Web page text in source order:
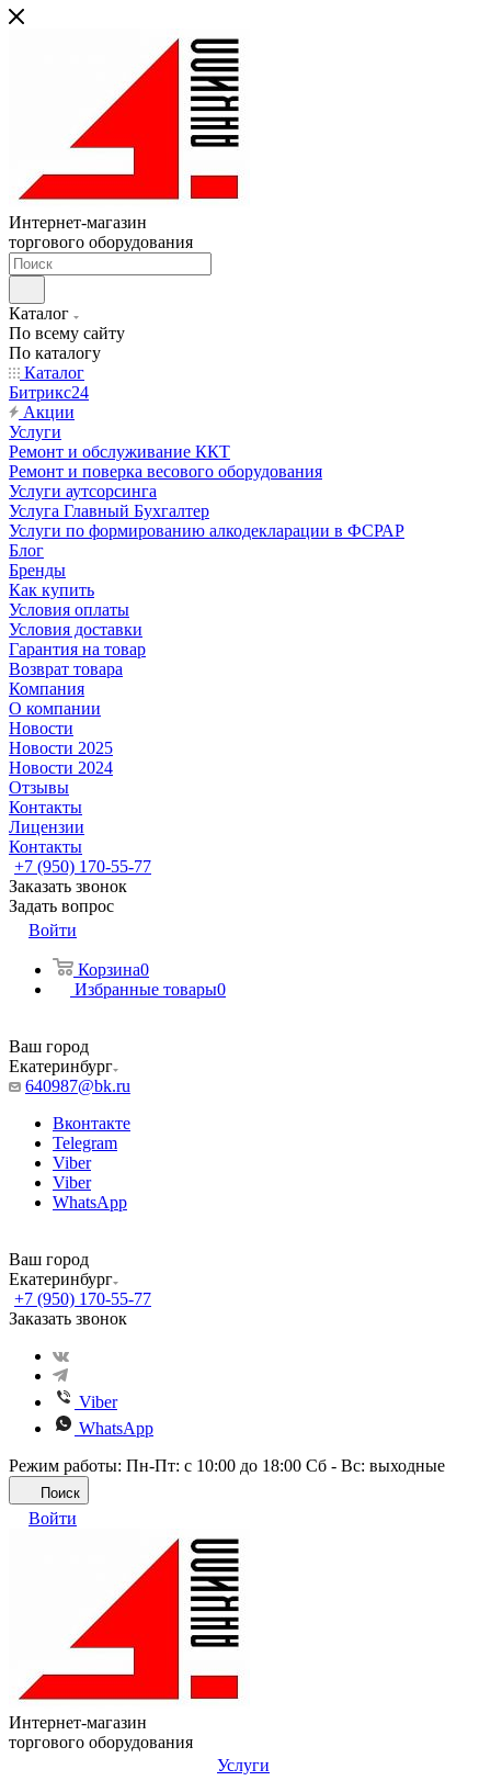
Интернет-магазин
торгового оборудования
Каталог
По всему сайту
По каталогу
Каталог
Битрикс24
Акции
Услуги
Ремонт и обслуживание ККТ
Ремонт и поверка весового оборудования
Услуги аутсорсинга
Услуга Главный Бухгалтер
Услуги по формированию алкодекларации в ФСРАР
Блог
Бренды
Как купить
Условия оплаты
Условия доставки
Гарантия на товар
Возврат товара
Компания
О компании
Новости
Новости 2025
Новости 2024
Отзывы
Контакты
Лицензии
Контакты
+7 (950) 170-55-77
Заказать звонок
Задать вопрос
Войти
Корзина0
Избранные товары0
Ваш город
Екатеринбург
640987@bk.ru
Вконтакте
Telegram
Viber
Viber
WhatsApp
Ваш город
Екатеринбург
+7 (950) 170-55-77
Заказать звонок
Viber
WhatsApp
Режим работы: Пн-Пт: с 10:00 до 18:00 Сб - Вс: выходные
Поиск
Войти
Интернет-магазин
торгового оборудования
Услуги